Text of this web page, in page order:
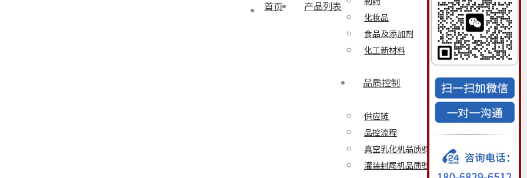
首页 产品列表
化妆品
食品及添加剂
化工新材料
品质控制
供应链
品控流程
真空乳化机品质验证方案
灌装封尾机品质验证方案